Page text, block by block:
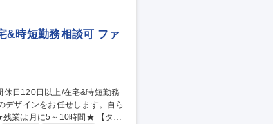
種 【製品企
&時短勤務相談可 ファ
月に5～10時間★ 【ター